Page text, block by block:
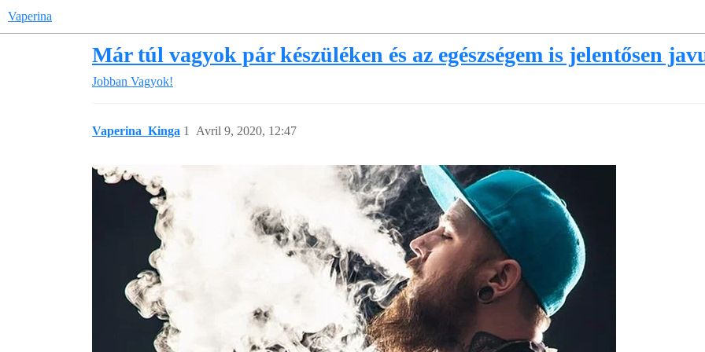
Vaperina
Már túl vagyok pár készüléken és az egészségem is jelentősen
Jobban Vagyok!
Vaperina_Kinga Avril 9, 2020, 12:47
1